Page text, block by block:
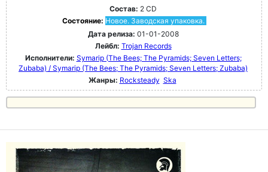
Состав: 2 CD
Состояние: Новое. Заводская упаковка.
Дата релиза: 01-01-2008
Лейбл: Trojan Records
Исполнители: Symarip (The Bees; The Pyramids; Seven Letters;
Zubaba) / Symarip (The Bees; The Pyramids; Seven Letters; Zubaba)
Жанры: Rocksteady Ska